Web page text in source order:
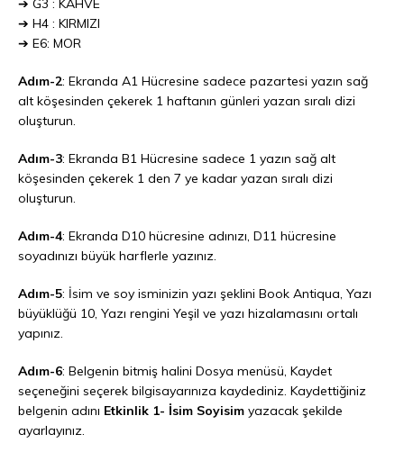
➔ G3 : KAHVE
➔ H4 : KIRMIZI
➔ E6: MOR
Adım-2: Ekranda A1 Hücresine sadece pazartesi yazın sağ
alt köşesinden çekerek 1 haftanın günleri yazan sıralı dizi
oluşturun.
Adım-3: Ekranda B1 Hücresine sadece 1 yazın sağ alt
köşesinden çekerek 1 den 7 ye kadar yazan sıralı dizi
oluşturun.
Adım-4: Ekranda D10 hücresine adınızı, D11 hücresine
soyadınızı büyük harflerle yazınız.
Adım-5: İsim ve soy isminizin yazı şeklini Book Antiqua, Yazı
büyüklüğü 10, Yazı rengini Yeşil ve yazı hizalamasını ortalı
yapınız.
Adım-6: Belgenin bitmiş halini Dosya menüsü, Kaydet
seçeneğini seçerek bilgisayarınıza kaydediniz. Kaydettiğiniz
belgenin adını Etkinlik 1- İsim Soyisim yazacak şekilde
ayarlayınız.